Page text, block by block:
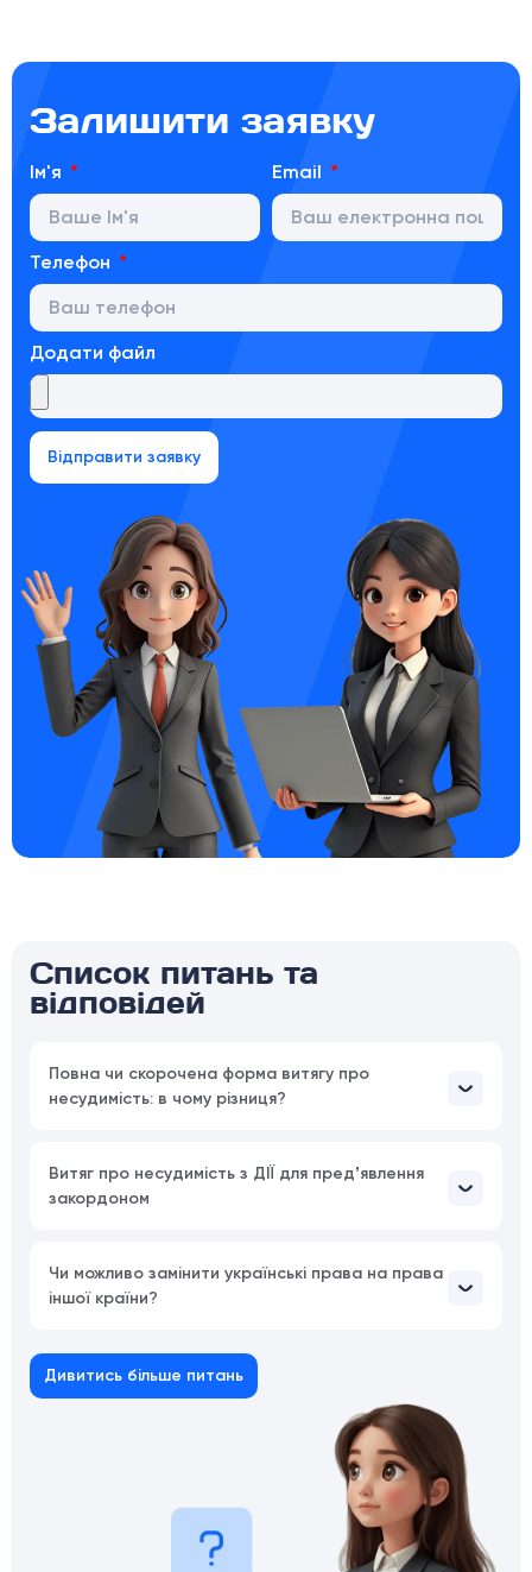
Залишити заявку
Ім'я Email
Телефон
Додати файл
Відправити заявку
Список питань та
відповідей
Повна чи скорочена форма витягу про
несудимість: в чому різниця?
Витяг про несудимість з ДІЇ для предʼявлення
закордоном
Чи можливо замінити українські права на права
іншої країни?
Дивитись більше питань